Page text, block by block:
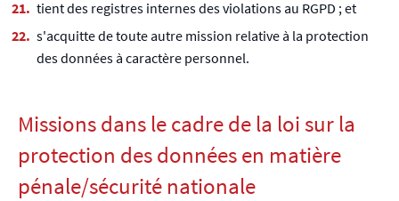
tient des registres internes des violations au RGPD ; et
s'acquitte de toute autre mission relative à la protection
des données à caractère personnel.
Missions dans le cadre de la loi sur la
protection des données en matière
pénale/sécurité nationale